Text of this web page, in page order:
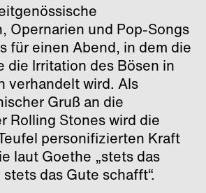
Opernarien und Pop-Songs
für einen Abend, in dem die
die Irritation des Bösen in
verhandelt wird. Als
Gruß an die
Rolling Stones wird die
personifizierten Kraft
laut Goethe „stets das
das Gute schafft“.